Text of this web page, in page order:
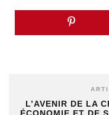
L’AVENIR DE LA